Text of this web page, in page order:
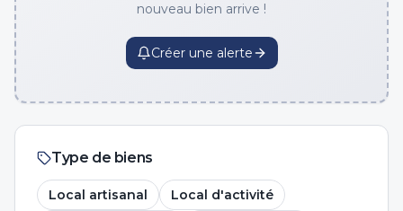
nouveau bien arrive !
Créer une alerte
Type de biens
Local artisanal
Local d'activité